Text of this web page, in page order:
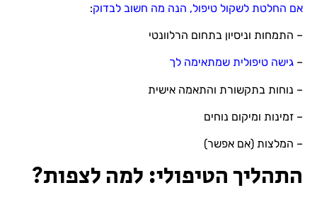
אם החלטת לשקול טיפול, הנה מה חשוב לבדוק:
– התמחות וניסיון בתחום הרלוונטי
– גישה טיפולית שמתאימה לך
– נוחות בתקשורת והתאמה אישית
– זמינות ומיקום נוחים
– המלצות (אם אפשר)
התהליך הטיפולי: למה לצפות?